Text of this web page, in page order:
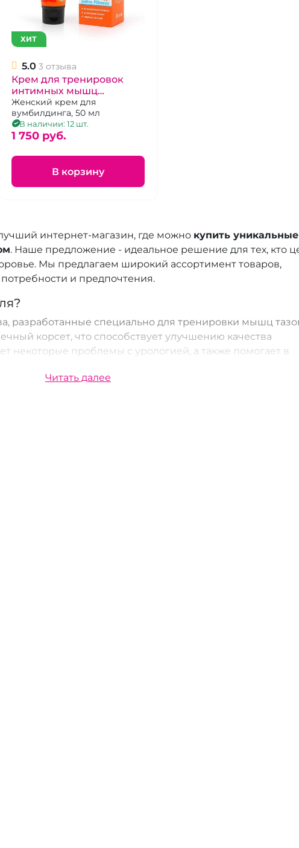
ХИТ
5.0 3 отзыва
Крем для тренировок
интимных мышц
влагалища "Интим
Фитнесс" Вумбилдинг
Женский крем для
вумбилдинга, 50 мл
В наличии: 12 шт.
1 750 pуб.
В корзину
интернет-магазин, где можно купить уникальные
. Наше предложение - идеальное решение для тех, кто
Мы предлагаем широкий ассортимент товаров,
и предпочтения.
разработанные специально для тренировки мышц
корсет, что способствует улучшению качества
некоторые проблемы с урологией, а также помогает в
Читать далее